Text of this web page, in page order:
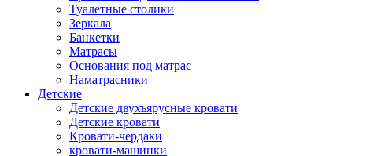
Туалетные столики
Зеркала
Банкетки
Матрасы
Основания под матрас
Наматрасники
Детские
Детские двухъярусные кровати
Детские кровати
Кровати-чердаки
кровати-машинки